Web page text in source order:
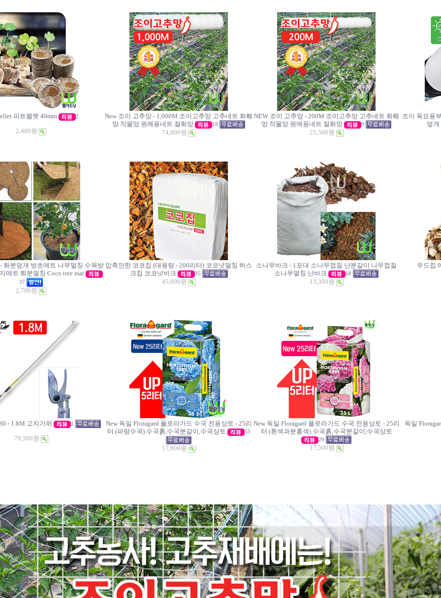
피트펠렛 40mm 2
2,400원
New 조이 고추망 - 1,000M 조이고추망 고추네트 화훼
망 작물망 원예용네트 절화망
18
74,000원
NEW 조이 고추망 - 200M 조이고추망 고추네트 화훼
망 작물망 원예용네트 절화망
9
25,500원
조이 육묘용
덮
화분덮개 방초매트 나무멀칭 수목방
매트 화분멀칭 Coco tree mat
37
2,700원
압축안한 코코칩 (대용량 - 200리터) 코코넛멀칭 허스
크칩 코코넛바크
35
45,000원
소나무바크 - 1포대 소나무껍질 난분갈이 나무껍질
소나무멀칭 난바크
68
13,300원
우드칩
- 1.8M 고지가위 1
79,500원
New 독일 Floragard 플로라가드 수국 전용상토 - 25리
터 (파랑수국) 수국흙,수국분갈이,수국상토
55
17,800원
New 독일 Floragard 플로라가드 수국 전용상토 - 25리
터 (흰색과분홍색) 수국흙,수국분갈이,수국상토
29
17,500원
독일